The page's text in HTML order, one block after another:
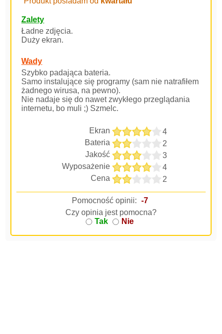
Zalety
Ładne zdjęcia.
Duży ekran.
Wady
Szybko padająca bateria.
Samo instalujące się programy (sam nie natrafiłem
żadnego wirusa, na pewno).
Nie nadaje się do nawet zwykłego przeglądania
internetu, bo muli ;) Szmelc.
Ekran
4
Bateria
2
Jakość
3
Wyposażenie
4
Cena
2
Pomocność opinii: -7
Czy opinia jest pomocna?
Tak
Nie